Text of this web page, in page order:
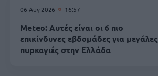
06 Αυγ 2026 16:57
Meteo: Αυτές είναι οι 6 πιο
επικίνδυνες εβδομάδες για μεγάλες
πυρκαγιές στην Ελλάδα